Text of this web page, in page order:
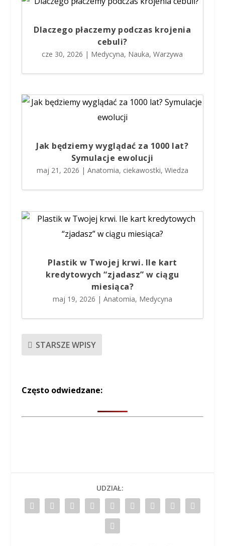
Dlaczego płaczemy podczas krojenia
cebuli?
cze 30, 2026 | Medycyna, Nauka,Warzywa
Jak będziemy wyglądać za 1000 lat?
Symulacje ewolucji
maj 21, 2026 | Anatomia, ciekawostki, Wiedza
Plastik w Twojej krwi. Ile kart
kredytowych “zjadasz” w ciągu
miesiąca?
maj 19, 2026 | Anatomia, Medycyna
STARSZE WPISY
Często odwiedzane:
UDZIAŁ: